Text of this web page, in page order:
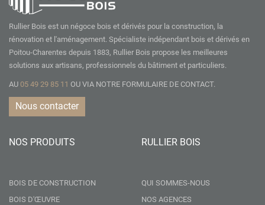
Rullier Bois est un négoce bois et dérivés pour la construction, la
rénovation et l'aménagement. Spécialiste indépendant bois et dérivés en
Poitou-Charentes depuis 1883, Rullier Bois propose les meilleures
solutions aux artisans, professionnels du bâtiment et particuliers.
AU 05 49 29 85 11 OU VIA NOTRE FORMULAIRE DE CONTACT.
Nous contacter
NOS PRODUITS
BOIS DE CONSTRUCTION
BOIS D'ŒUVRE
RULLIER BOIS
QUI SOMMES-NOUS
NOS AGENCES